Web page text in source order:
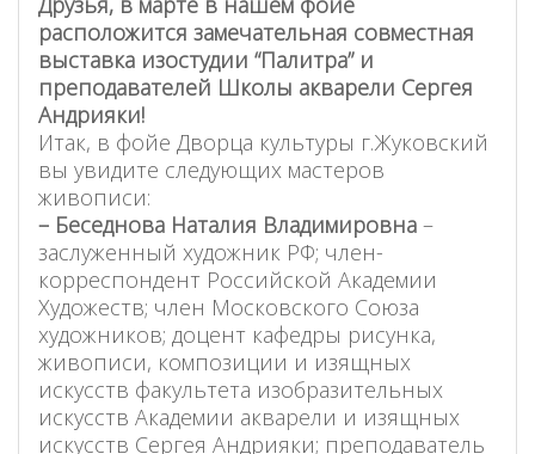
расположится замечательная совместная
выставка изостудии “Палитра” и
преподавателей Школы акварели Сергея
Андрияки!
Итак, в фойе Дворца культуры г.Жуковский
вы увидите следующих мастеров
живописи:
– Беседнова Наталия Владимировна–
заслуженный художник РФ; член-
корреспондент Российской Академии
Художеств; член Московского Союза
художников; доцент кафедры рисунка,
живописи, композиции и изящных
искусств факультета изобразительных
искусств Академии акварели и изящных
искусств Сергея Андрияки; преподаватель